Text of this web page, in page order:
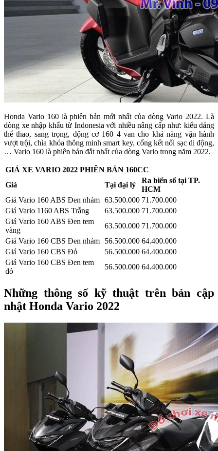
Honda Vario 160 là phiên bản mới nhất của dòng Vario 2022. Là
dòng xe nhập khẩu từ Indonesia với nhiều nâng cấp như: kiểu dáng
thể thao, sang trọng, động cơ 160 4 van cho khả năng vận hành
vượt trội, chìa khóa thông minh smart key, cổng kết nối sạc di động,
… Vario 160 là phiên bản đắt nhất của dòng Vario trong năm 2022.
GIÁ XE VARIO 2022 PHIÊN BẢN 160CC
Giá
Tại đại lý
Ra biển số tại TP.
HCM
Giá Vario 160 ABS Đen nhám 63.500.000 71.700.000
Giá Vario 1160 ABS Trắng
63.500.000 71.700.000
Giá Vario 160 ABS Đen tem
vàng
63.500.000 71.700.000
Giá Vario 160 CBS Đen nhám
56.500.000 64.400.000
Giá Vario 160 CBS Đỏ
56.500.000 64.400.000
Giá Vario 160 CBS Đen tem
đỏ
56.500.000 64.400.000
Những thông số kỹ thuật trên bản cập
nhật Honda Vario 2022